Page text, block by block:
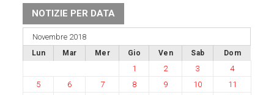
NOTIZIE PER DATA
Novembre 2018
Lun Mar Mer Gio Ven Sab Dom
1 2 3
4
5
6 7 8 9 10
11